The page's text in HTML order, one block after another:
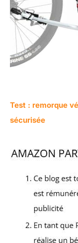
Test : remorque
sécurisée